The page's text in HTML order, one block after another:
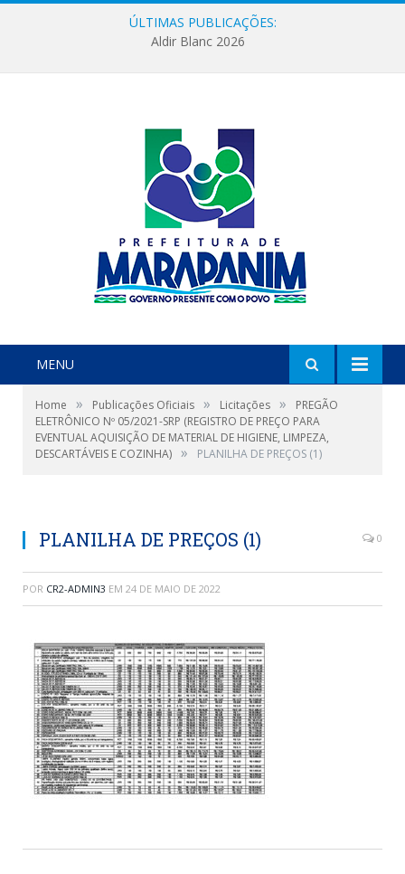
ÚLTIMAS PUBLICAÇÕES:
Aldir Blanc 2026
MENU
Home » Publicações Oficiais » Licitações »
PREGÃO
ELETRÔNICO Nº 05/2021-SRP (REGISTRO DE PREÇO PARA
EVENTUAL AQUISIÇÃO DE MATERIAL DE HIGIENE, LIMPEZA,
DESCARTÁVEIS E COZINHA) » PLANILHA DE PREÇOS (1)
PLANILHA DE PREÇOS (1) 0
POR CR2-ADMIN3 EM 24 DE MAIO DE 2022